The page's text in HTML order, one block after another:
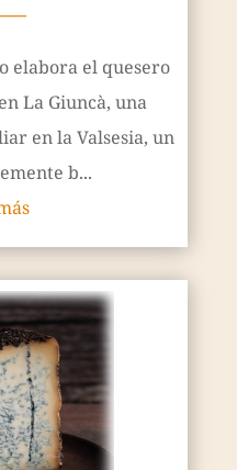
elabora el quesero
La Giuncà, una
en la Valsesia, un
b...